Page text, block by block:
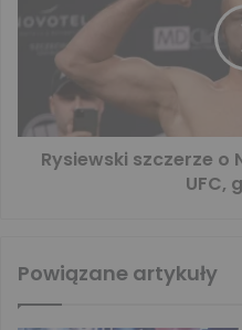
Rysiewski szczerze o
UFC,
Powiązane artykuły